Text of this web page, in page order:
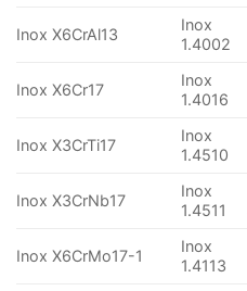
Inox X6CrAl13
Inox
1.4002
Inox X6Cr17
Inox
1.4016
Inox X3CrTi17
Inox
1.4510
Inox X3CrNb17
Inox
1.4511
Inox X6CrMo17-1
Inox
1.4113